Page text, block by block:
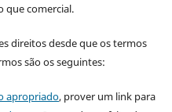
que comercial.
direitos desde que os termos
são os seguintes:
apropriado, prover um link para